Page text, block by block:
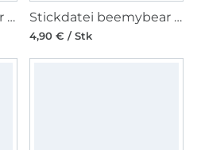
Stickdatei beemybear Hand mit Blumenstrauß Stickdatei beemybear Gudhuhn Redwork
4,90 € / Stk